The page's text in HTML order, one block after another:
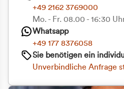
+49 2162 3769000
Mo. - Fr. 08.00 - 16:30
Whatsapp
+49 177 8376058
Sie benötigen ein
Unverbindliche Anfrage